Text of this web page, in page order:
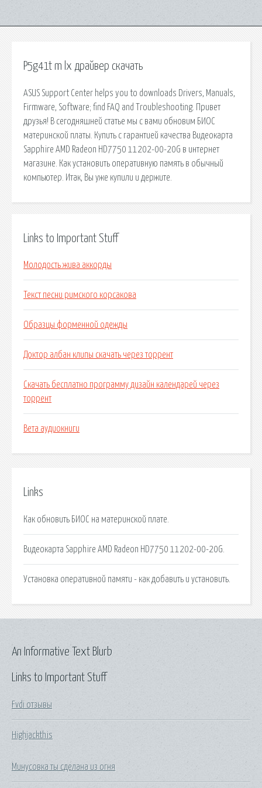
P5g41t m lx драйвер скачать
ASUS Support Center helps you to downloads Drivers, Manuals,
Firmware, Software; find FAQ and Troubleshooting. Привет
друзья! В сегодняшней статье мы с вами обновим БИОС
материнской платы. Купить с гарантией качества Видеокарта
Sapphire AMD Radeon HD7750 11202-00-20G в интернет
магазине. Как установить оперативную память в обычный
компьютер. Итак, Вы уже купили и держите.
Links to Important Stuff
Молодость жива аккорды
Текст песни римского корсакова
Образцы форменной одежды
Доктор албан клипы скачать через торрент
Скачать бесплатно программу дизайн календарей через
торрент
Вета аудиокниги
Links
Как обновить БИОС на материнской плате.
Видеокарта Sapphire AMD Radeon HD7750 11202-00-20G.
Установка оперативной памяти - как добавить и установить.
Links to Important Stuff
Fvdi отзывы
Highjackthis
Минусовка ты сделана из огня
An Informative Text Blurb